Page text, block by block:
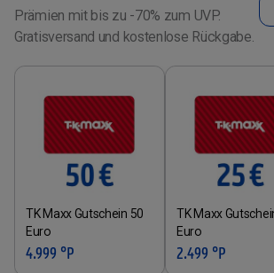
Prämien mit bis zu -70% zum UVP.
Gratisversand und kostenlose Rückgabe.
TK Maxx Gutschein 50
Euro
4.999 °P
TK Maxx
Euro
2.499 °P